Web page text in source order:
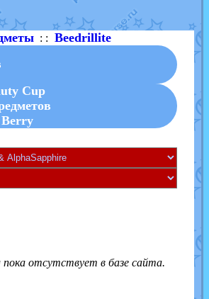
: : Beedrillite
Cup
Berry
отсутствует в базе сайта.